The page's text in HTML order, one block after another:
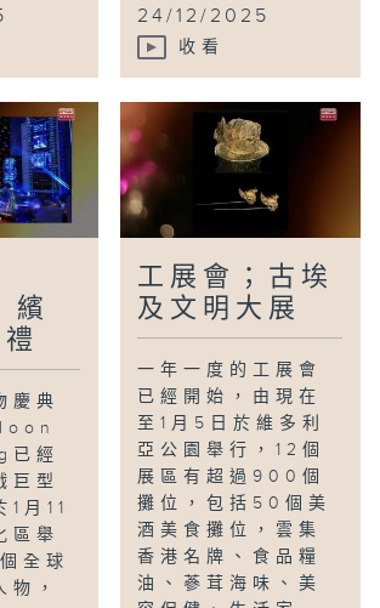
24/12/2025
收看
繽
慶典
經
巨型
1月11
區舉
全球
物，
工展會；古埃
及文明大展
一年一度的工展會
已經開始，由現在
至1月5日於維多利
亞公園舉行，12個
展區有超過900個
攤位，包括50個美
酒美食攤位，雲集
香港名牌、食品糧
油、蔘茸海味、美